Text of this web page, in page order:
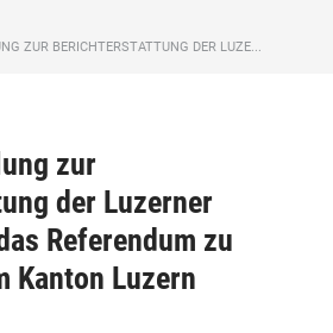
ZUR BERICHTERSTATTUNG DER LUZE...
zur
der Luzerner
Referendum zu
Kanton Luzern